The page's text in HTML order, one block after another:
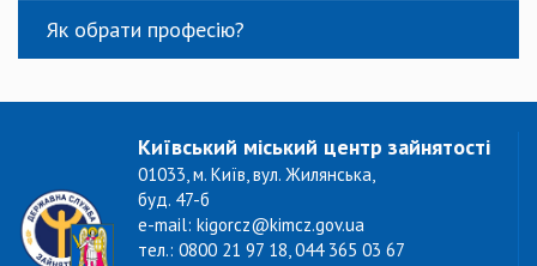
Як обрати професію?
Київський міський центр зайнятості
01033, м. Київ, вул. Жилянська,
буд. 47-б
e-mail: kigorcz@kimcz.gov.ua
тел.: 0800 21 97 18, 044 365 03 67